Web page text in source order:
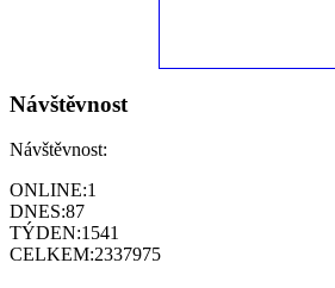
Návštěvnost
Návštěvnost:
ONLINE:1
DNES:87
TÝDEN:1541
CELKEM:2337975